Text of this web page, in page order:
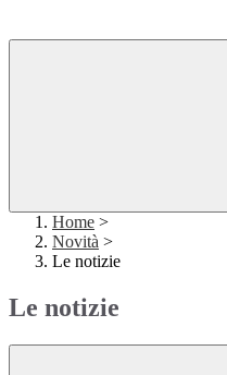
Home >
Novità >
Le notizie
Le notizie